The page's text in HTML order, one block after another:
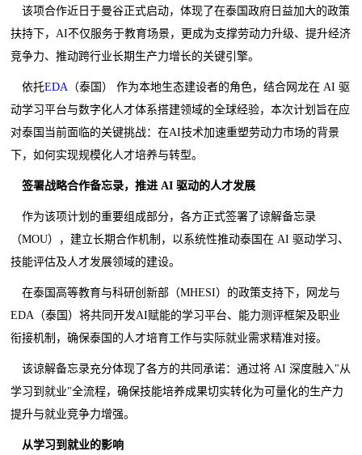
该项合作近日于曼谷正式启动，体现了在泰国政府日益加大的政策
扶持下，AI不仅服务于教育场景，更成为支撑劳动力升级、提升经济
竞争力、推动跨行业长期生产力增长的关键引擎。
依托EDA （泰国） 作为本地生态建设者的角色，结合网龙在 AI 驱
动学习平台与数字化人才体系搭建领域的全球经验，本次计划旨在应
对泰国当前面临的关键挑战：在AI技术加速重塑劳动力市场的背景
下，如何实现规模化人才培养与转型。
签署战略合作备忘录，推进AI驱动的人才发展
作为该项计划的重要组成部分，各方正式签署了谅解备忘录
（MOU），建立长期合作机制，以系统性推动泰国在 AI 驱动学习、
技能评估及人才发展领域的建设。
在泰国高等教育与科研创新部（MHESI）的政策支持下，网龙与
EDA（泰国）将共同开发AI赋能的学习平台、能力测评框架及职业
衔接机制，确保泰国的人才培育工作与实际就业需求精准对接。
该谅解备忘录充分体现了各方的共同承诺：通过将 AI 深度融入"从
学习到就业"全流程，确保技能培养成果切实转化为可量化的生产力
提升与就业竞争力增强。
从学习到就业的影响